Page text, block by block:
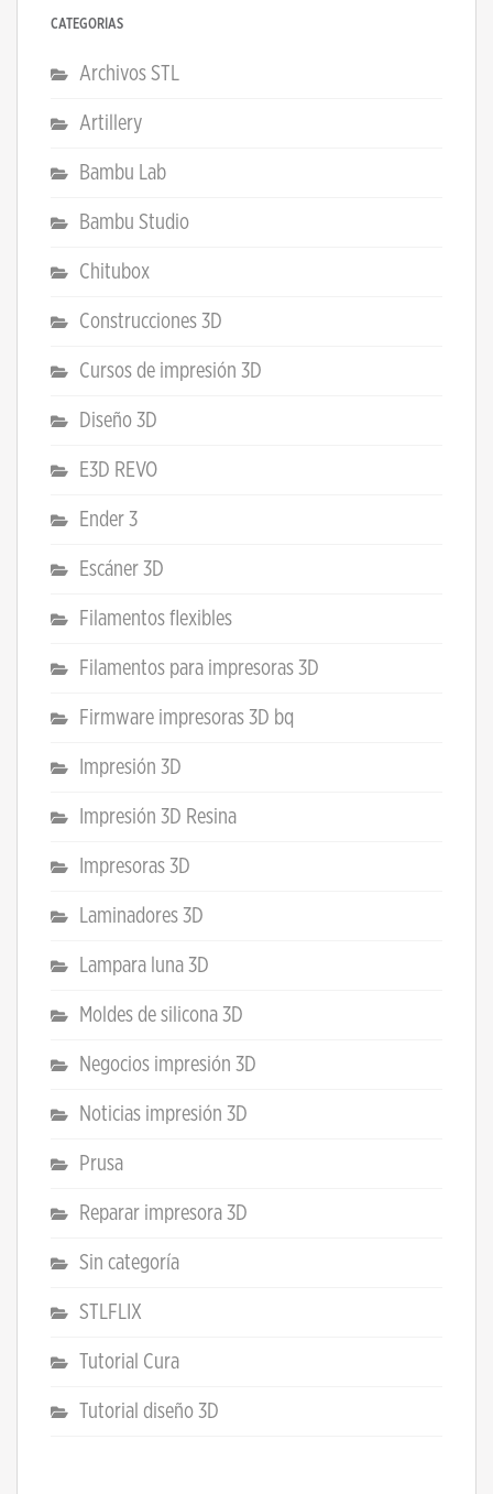
CATEGORÍAS
Archivos STL
Artillery
Bambu Lab
Bambu Studio
Chitubox
Construcciones 3D
Cursos de impresión 3D
Diseño 3D
E3D REVO
Ender 3
Escáner 3D
Filamentos flexibles
Filamentos para impresoras 3D
Firmware impresoras 3D bq
Impresión 3D
Impresión 3D Resina
Impresoras 3D
Laminadores 3D
Lampara luna 3D
Moldes de silicona 3D
Negocios impresión 3D
Noticias impresión 3D
Prusa
Reparar impresora 3D
Sin categoría
STLFLIX
Tutorial Cura
Tutorial diseño 3D